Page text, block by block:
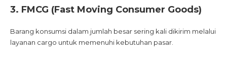
3. FMCG (Fast Moving Consumer Goods)
Barang konsumsi dalam jumlah besar sering kali dikirim melalui
layanan cargo untuk memenuhi kebutuhan pasar.